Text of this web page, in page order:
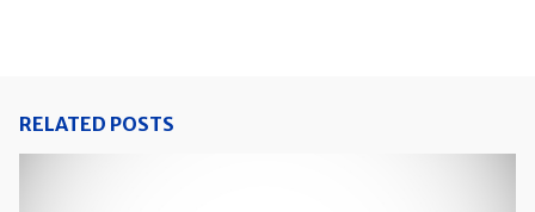
RELATED POSTS